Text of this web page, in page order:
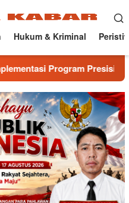
Hukum & Kriminal
Presisi Kapolri